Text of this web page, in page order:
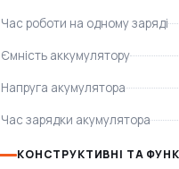
Час роботи на одному заряді
Ємність аккумулятору
Напруга акумулятора
Час зарядки акумулятора
КОНСТРУКТИВНІ ТА